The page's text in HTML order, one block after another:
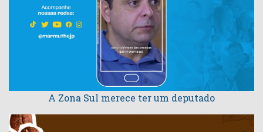
A Zona Sul merece ter um deputado